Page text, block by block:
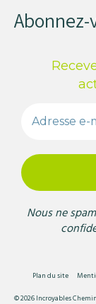
Nous ne
Plan du site
© 2026 Incroyables